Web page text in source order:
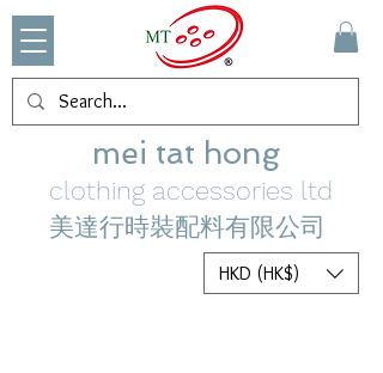
mei tat hong
clothing accessories ltd
美達行時裝配料有限公司
HKD (HK$)